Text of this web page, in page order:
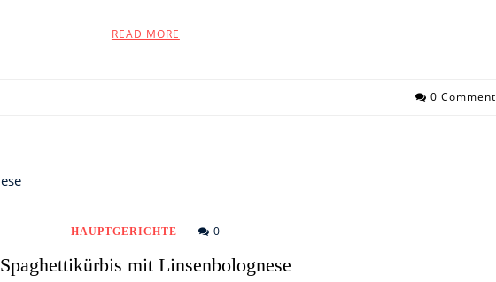
READ MORE
0 Comment
HAUPTGERICHTE 0
Spaghettikürbis mit Linsenbolognese